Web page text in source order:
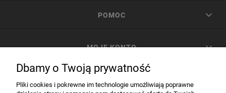
POMOC
MOJE KONTO
Dbamy o Twoją prywatność
Pliki cookies i pokrewne im technologie umożliwiają poprawne